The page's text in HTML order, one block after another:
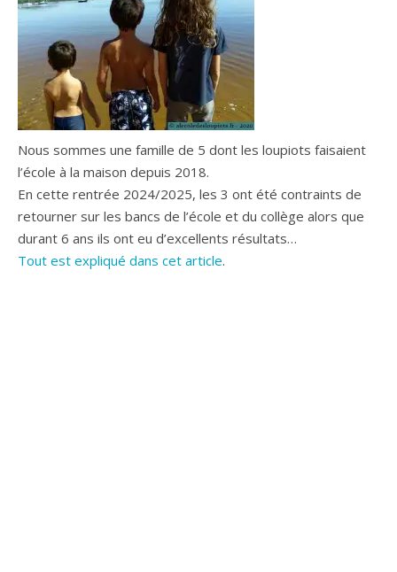
Nous sommes une famille de 5 dont les loupiots faisaient
l’école à la maison depuis 2018.
En cette rentrée 2024/2025, les 3 ont été contraints de
retourner sur les bancs de l’école et du collège alors que
durant 6 ans ils ont eu d’excellents résultats…
Tout est expliqué dans cet article.